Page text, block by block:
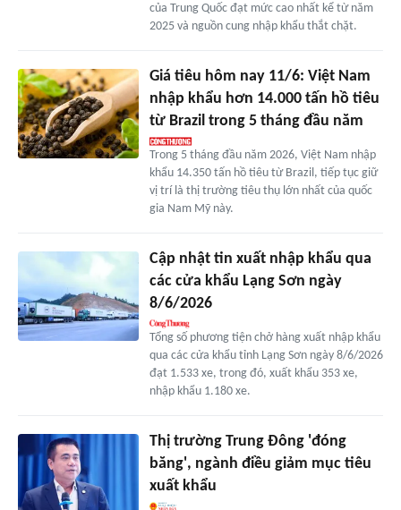
của Trung Quốc đạt mức cao nhất kể từ năm
2025 và nguồn cung nhập khẩu thắt chặt.
Giá tiêu hôm nay 11/6: Việt Nam
nhập khẩu hơn 14.000 tấn hồ tiêu
từ Brazil trong 5 tháng đầu năm
Trong 5 tháng đầu năm 2026, Việt Nam nhập
khẩu 14.350 tấn hồ tiêu từ Brazil, tiếp tục giữ
vị trí là thị trường tiêu thụ lớn nhất của quốc
gia Nam Mỹ này.
Cập nhật tin xuất nhập khẩu qua
các cửa khẩu Lạng Sơn ngày
8/6/2026
Tổng số phương tiện chở hàng xuất nhập khẩu
qua các cửa khẩu tỉnh Lạng Sơn ngày 8/6/2026
đạt 1.533 xe, trong đó, xuất khẩu 353 xe,
nhập khẩu 1.180 xe.
Thị trường Trung Đông 'đóng
băng', ngành điều giảm mục tiêu
xuất khẩu